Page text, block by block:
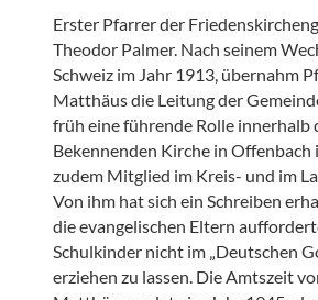
Erster Pfarrer der
Theodor Palmer. Nach seinem
Schweiz im Jahr 1913, übernahm
Matthäus die Leitung der
früh eine führende Rolle innerhalb
Bekennenden Kirche in Offenbach
zudem Mitglied im Kreis- und im
Von ihm hat sich ein Schreiben
die evangelischen Eltern
Schulkinder nicht im „Deutschen
erziehen zu lassen. Die Amtszeit